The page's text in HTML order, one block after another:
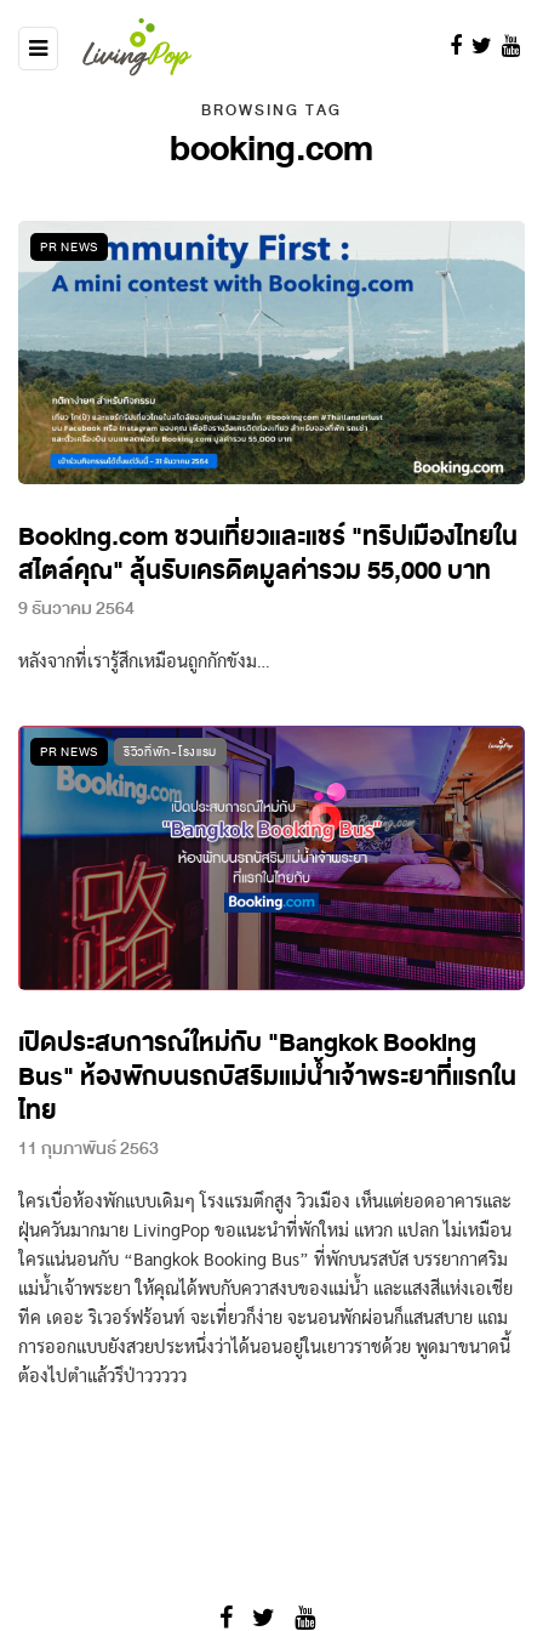
BROWSING TAG
booking.com
PR NEWS
Booking.com ชวนเที่ยวและแชร์ "ทริปเมืองไทยใน
สไตล์คุณ" ลุ้นรับเครดิตมูลค่ารวม 55,000 บาท
9 ธันวาคม 2564
หลังจากที่เรารู้สึกเหมือนถูกกักขังม…
PR NEWS รีวิวที่พัก-โรงแรม
เปิดประสบการณ์ใหม่กับ "Bangkok Booking
Bus" ห้องพักบนรถบัสริมแม่น้ำเจ้าพระยาที่แรกใน
ไทย
11 กุมภาพันธ์ 2563
ใครเบื่อห้องพักแบบเดิมๆ โรงแรมตึกสูง วิวเมือง เห็นแต่ยอดอาคารและ
ฝุ่นควันมากมาย LivingPop ขอแนะนำที่พักใหม่ แหวก แปลก ไม่เหมือน
ใครแน่นอนกับ “Bangkok Booking Bus” ที่พักบนรสบัส บรรยากาศริม
แม่น้ำเจ้าพระยา ให้คุณได้พบกับควาสงบของแม่น้ำ และแสงสีแห่งเอเชีย
ทีค เดอะ ริเวอร์ฟร้อนท์ จะเที่ยวก็ง่าย จะนอนพักผ่อนก็แสนสบาย แถม
การออกแบบยังสวยประหนึ่งว่าได้นอนอยู่ในเยาวราชด้วย พูดมาขนาดนี้
ต้องไปตำแล้วรึป่าววววว